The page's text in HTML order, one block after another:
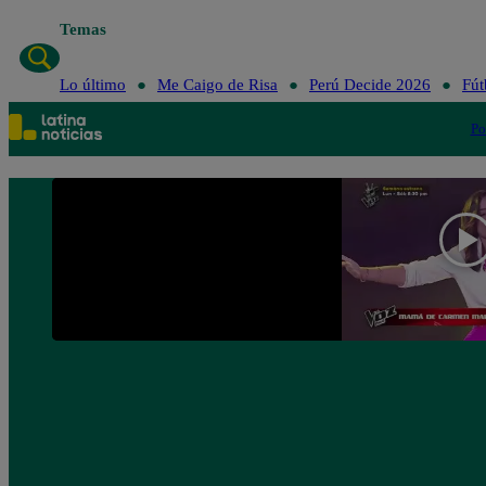
Temas
Lo último Me Caigo de Risa Perú Decide 2026